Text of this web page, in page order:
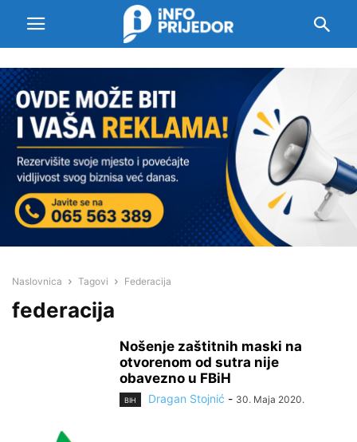
Naslovnica Tagovi Federacija
federacija
Nošenje zaštitnih maski na
otvorenom od sutra nije
obavezno u FBiH
BIH Dragan Stojnić - 30. Maja 2020.